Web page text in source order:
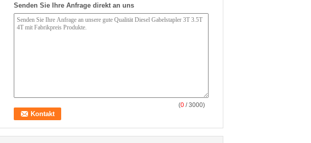
Senden Sie Ihre Anfrage direkt an uns
(0 / 3000)